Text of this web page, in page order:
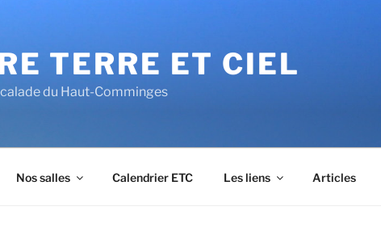
TERRE ET CIEL
du Haut-Comminges
Nos salles Calendrier ETC Les liens Articles